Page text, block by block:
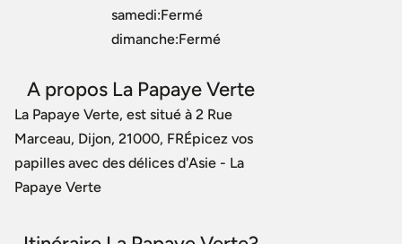
samedi:Fermé
dimanche:Fermé
A propos La Papaye Verte
La Papaye Verte, est situé à 2 Rue
Marceau, Dijon, 21000, FRÉpicez vos
papilles avec des délices d'Asie - La
Papaye Verte